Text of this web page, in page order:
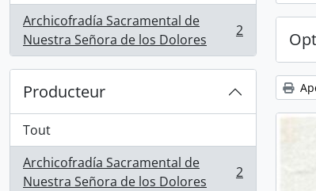
Archicofradía Sacramental de
Nuestra Señora de los Dolores
, 2 résultats 2
Producteur
Tout
Archicofradía Sacramental de
Nuestra Señora de los Dolores
, 2 résultats 2